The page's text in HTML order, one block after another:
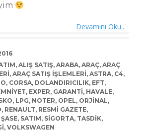
Devamını Oku..
, ALIŞ SATIŞ, ARABA, ARAÇ, ARAÇ
, ARAÇ SATIŞ IŞLEMLERI, ASTRA, C4,
, CORSA, DOLANDIRICILIK, EFT,
, EXPER, GARANTI, HAVALE,
, LPG, NOTER, OPEL, ORJINAL,
, RENAULT, RESMI GAZETE,
ŞASE, SATIM, SIGORTA, TASDIK,
, VOLKSWAGEN